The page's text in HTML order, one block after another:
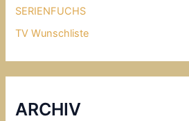
SERIENFUCHS
TV Wunschliste
ARCHIV